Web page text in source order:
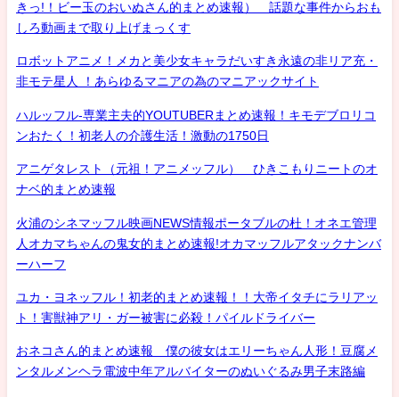
きっ!！ビー玉のおいぬさん的まとめ速報） 話題な事件からおも
しろ動画まで取り上げまっくす
ロボットアニメ！メカと美少女キャラだいすき永遠の非リア充・
非モテ星人 ！あらゆるマニアの為のマニアックサイト
ハルッフル-専業主夫的YOUTUBERまとめ速報！キモデブロリコ
ンおたく！初老人の介護生活！激動の1750日
アニゲタレスト（元祖！アニメッフル） ひきこもりニートのオ
ナベ的まとめ速報
火浦のシネマッフル映画NEWS情報ポータブルの杜！オネエ管理
人オカマちゃんの鬼女的まとめ速報!オカマッフルアタックナンバ
ーハーフ
ユカ・ヨネッフル！初老的まとめ速報！！大帝イタチにラリアッ
ト！害獣神アリ・ガー被害に必殺！パイルドライバー
おネコさん的まとめ速報 僕の彼女はエリーちゃん人形！豆腐メ
ンタルメンヘラ電波中年アルバイターのぬいぐるみ男子末路編